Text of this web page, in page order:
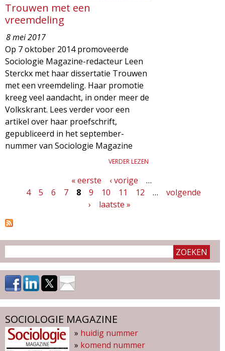
Trouwen met een
vreemdeling
8 mei 2017
Op 7 oktober 2014 promoveerde
Sociologie Magazine-redacteur Leen
Sterckx met haar dissertatie Trouwen
met een vreemdeling. Haar promotie
kreeg veel aandacht, in onder meer de
Volkskrant. Lees verder voor een
artikel over haar proefschrift,
gepubliceerd in het september-
nummer van Sociologie Magazine
VERDER LEZEN
g
i
n
a
'
s
« eerste ‹ vorige
…
4
5 6 7 8 9 10 11 12 …
volgende
›
laatste »
SOCIOLOGIE MAGAZINE
» huidig nummer
» komend nummer